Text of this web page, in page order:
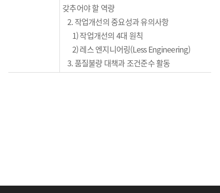
갖추어야 할 역량
2. 작업개선의 중요성과 유의사항
1) 작업개선의 4대 원칙
2) 레스 엔지니어링(Less Engineering)
3. 품질불량 대책과 조건준수 활동